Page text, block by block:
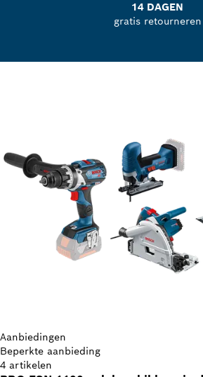
14 DAGEN
gratis retourneren
Aanbiedingen
Beperkte aanbieding
4 artikelen